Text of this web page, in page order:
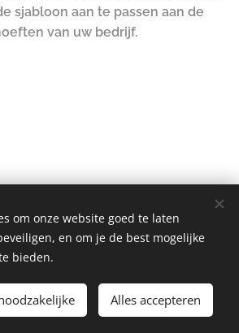
sjabloon aan te passen aan de
van uw bedrijf.
Cookies
om onze website goed te laten
en om je de best mogelijke
bieden.
Alles accepteren